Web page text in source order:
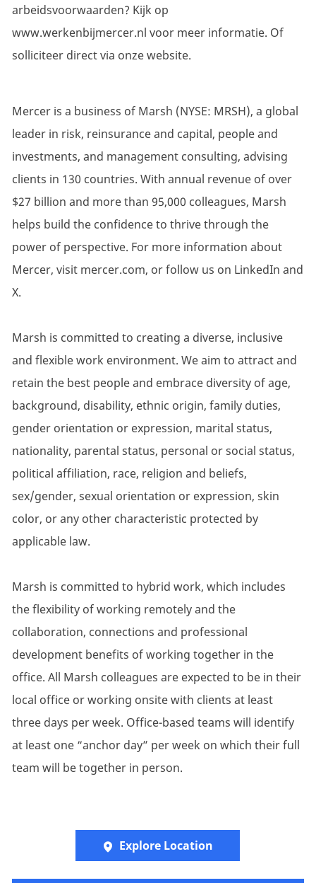
arbeidsvoorwaarden? Kijk op
www.werkenbijmercer.nl voor meer informatie. Of
solliciteer direct via onze website.
Mercer is a business of Marsh (NYSE: MRSH), a global
leader in risk, reinsurance and capital, people and
investments, and management consulting, advising
clients in 130 countries. With annual revenue of over
$27 billion and more than 95,000 colleagues, Marsh
helps build the confidence to thrive through the
power of perspective. For more information about
Mercer, visit mercer.com, or follow us on LinkedIn and
X.
Marsh is committed to creating a diverse, inclusive
and flexible work environment. We aim to attract and
retain the best people and embrace diversity of age,
background, disability, ethnic origin, family duties,
gender orientation or expression, marital status,
nationality, parental status, personal or social status,
political affiliation, race, religion and beliefs,
sex/gender, sexual orientation or expression, skin
color, or any other characteristic protected by
applicable law.
Marsh is committed to hybrid work, which includes
the flexibility of working remotely and the
collaboration, connections and professional
development benefits of working together in the
office. All Marsh colleagues are expected to be in their
local office or working onsite with clients at least
three days per week. Office-based teams will identify
at least one “anchor day” per week on which their full
team will be together in person.
Explore Location